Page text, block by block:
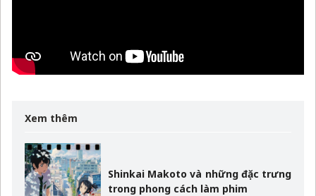
Xem thêm
Shinkai Makoto và những đặc trưng
trong phong cách làm phim